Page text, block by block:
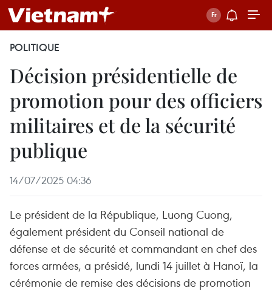
POLITIQUE
Décision présidentielle de
promotion pour des officiers
militaires et de la sécurité
publique
14/07/2025 04:36
Le président de la République, Luong Cuong,
également président du Conseil national de
défense et de sécurité et commandant en chef des
forces armées, a présidé, lundi 14 juillet à Hanoï, la
cérémonie de remise des décisions de promotion